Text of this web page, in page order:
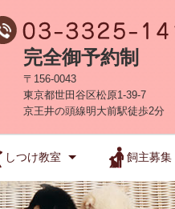
完全御予約制
〒156-0043
東京都世田谷区松原1-39-7
京王井の頭線明大前駅徒歩2分
しつけ教室 飼主募集